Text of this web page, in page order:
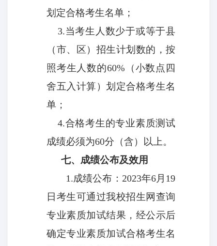
划定合格考生名单；
3.当考生人数少于或等于县
（市、区）招生计划数的，按
照考生人数的60%（小数点四
舍五入计算）划定合格考生名
单；
4.合格考生的专业素质测试
成绩必须为60分（含）以上。
七、成绩公布及效用
1.成绩公布：2023年6月19
日考生可通过我校招生网查询
专业素质加试结果，经公示后
确定专业素质加试合格考生名